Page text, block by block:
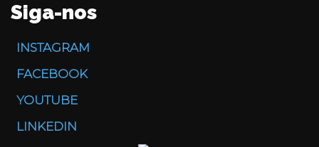
Siga-nos
INSTAGRAM
FACEBOOK
YOUTUBE
LINKEDIN